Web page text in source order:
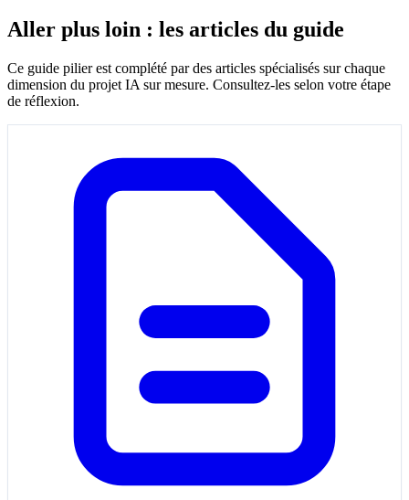
Aller plus loin : les articles du guide
Ce guide pilier est complété par des articles spécialisés sur chaque
dimension du projet IA sur mesure. Consultez-les selon votre étape
de réflexion.